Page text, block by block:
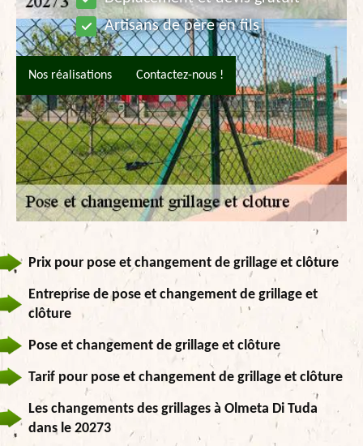
Artisans de père en fils
Nos réalisations Contactez-nous !
Prix pour pose et changement de grillage et clôture
Entreprise de pose et changement de grillage et
clôture
Pose et changement de grillage et clôture
Tarif pour pose et changement de grillage et clôture
Les changements des grillages à Olmeta Di Tuda
dans le 20273